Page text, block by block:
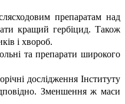
препаратам над
кращий гербіцид. Також
і хвороб.
та препарати широкого
дослідження Інституту
Зменшення ж маси